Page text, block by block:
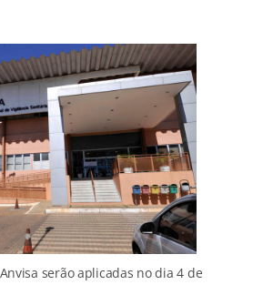
serão aplicadas no dia 4 de